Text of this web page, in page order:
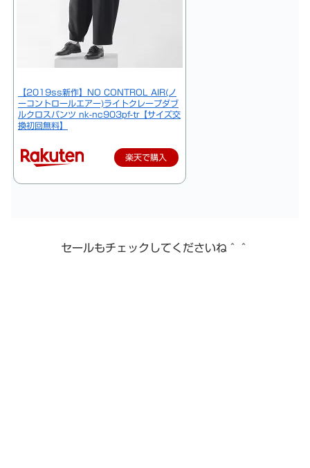
【2019ss新作】NO CONTROL AIR(ノ
ーコントロールエアー)ライトクレープダブ
ルクロスパンツ nk-nc903pf-tr【サイズ交
換初回無料】
楽天で購入
セールもチェックしてくださいね＾＾